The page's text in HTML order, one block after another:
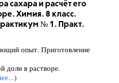
сахара и расчёт его
Химия. 8 класс.
№ 1. Практ.
опыт. Приготовление
доли в растворе.
)